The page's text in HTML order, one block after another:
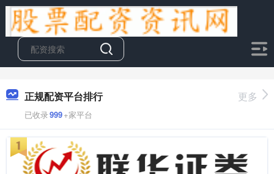
正规配资平台排行
已收录999+家平台
更多